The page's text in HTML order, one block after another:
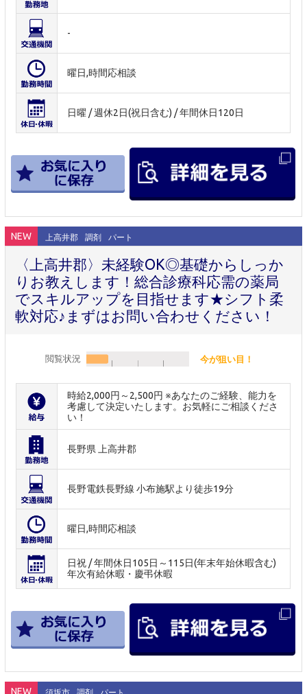
-
曜日,時間応相談
日曜 / 週休2日(祝日含む) / 年間休日120日
NEW 上高井郡 調剤 パート
〈上高井郡〉未経験OK◎基礎からしっか
りお教えします！総合診療科応需の薬局
でスキルアップを目指せます★シフト柔
軟対応♪まずはお問い合わせください！
閲覧状況 今が狙い目！
時給2,000円～2,500円 ※あなたのご経験、能力を
考慮して決定いたします。お気軽にご相談くださ
い！
長野県 上高井郡
長野電鉄長野線 小布施駅より徒歩19分
曜日,時間応相談
日祝 / 年間休日105日～115日(年末年始休暇含む)
年次有給休暇・慶弔休暇
NEW